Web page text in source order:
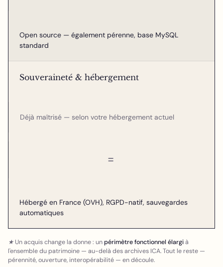
Open source — également pérenne, base MySQL
standard
Souveraineté & hébergement
Déjà maîtrisé — selon votre hébergement actuel
=
Hébergé en France (OVH), RGPD-natif, sauvegardes
automatiques
★ Un acquis change la donne : unpérimètre fonctionnel élargià
l'ensemble du patrimoine — au-delà des archives ICA. Tout le reste —
pérennité, ouverture, interopérabilité — en découle.